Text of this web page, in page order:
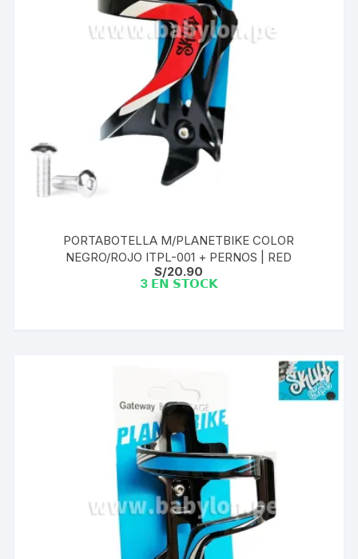
PORTABOTELLA M/PLANETBIKE COLOR
NEGRO/ROJO ITPL-001 + PERNOS | RED
S/20.90
3 𝗘𝗡 𝗦𝗧𝗢𝗖𝗞